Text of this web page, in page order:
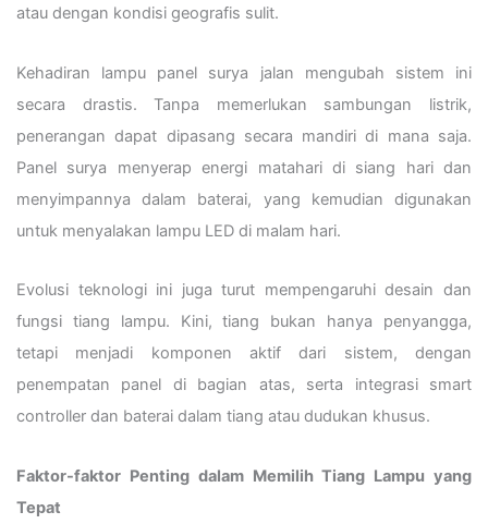
atau dengan kondisi geografis sulit.
Kehadiran lampu panel surya jalan mengubah sistem ini
secara drastis. Tanpa memerlukan sambungan listrik,
penerangan dapat dipasang secara mandiri di mana saja.
Panel surya menyerap energi matahari di siang hari dan
menyimpannya dalam baterai, yang kemudian digunakan
untuk menyalakan lampu LED di malam hari.
Evolusi teknologi ini juga turut mempengaruhi desain dan
fungsi tiang lampu. Kini, tiang bukan hanya penyangga,
tetapi menjadi komponen aktif dari sistem, dengan
penempatan panel di bagian atas, serta integrasi smart
controller dan baterai dalam tiang atau dudukan khusus.
Faktor-faktor Penting dalam Memilih Tiang Lampu yang
Tepat